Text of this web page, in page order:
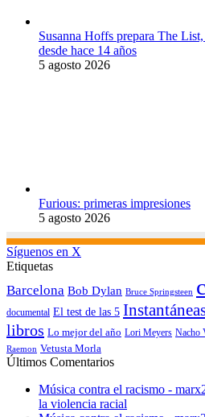
Susanna Hoffs prepara The
desde hace 14 años
5 agosto 2026
Furious: primeras impresiones
5 agosto 2026
Síguenos en X
Etiquetas
Barcelona Bob Dylan Bruce Springsteen
documental El test de las 5
libros Lo mejor del año Lori Meyers Nacho
Raemon Vetusta Morla
Últimos Comentarios
Música contra el racismo -
la violencia racial